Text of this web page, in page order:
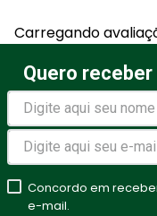
Avalie o
estrelas
★★★★★
Carregando
Quero
Concordo em
e-mail.